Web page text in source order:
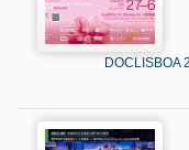
DOCLISBOA